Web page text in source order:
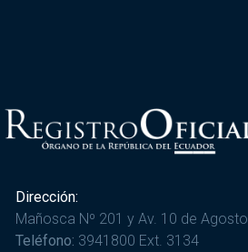
Dirección:
Mañosca Nº 201 y Av. 10 de Agosto
Teléfono: 3941800 Ext. 3134